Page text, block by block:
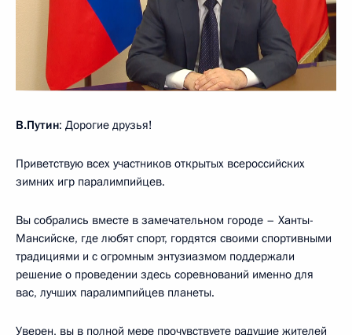
В.Путин: Дорогие друзья!
Приветствую всех участников открытых всероссийских
зимних игр паралимпийцев.
Вы собрались вместе в замечательном городе – Ханты-
Мансийске, где любят спорт, гордятся своими спортивными
традициями и с огромным энтузиазмом поддержали
решение о проведении здесь соревнований именно для
вас, лучших паралимпийцев планеты.
Уверен, вы в полной мере прочувствуете радушие жителей